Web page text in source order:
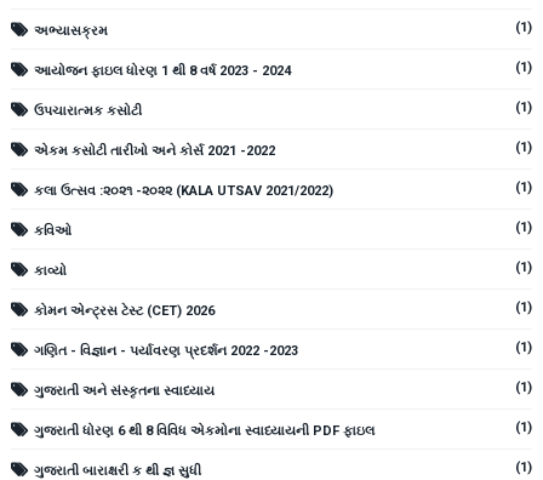
અભ્યાસક્રમ (1)
આયોજન ફાઇલ ધોરણ 1 થી 8 વર્ષ 2023 - 2024 (1)
ઉપચારાત્મક કસોટી (1)
એકમ કસોટી તારીખો અને કોર્સ 2021 -2022 (1)
કલા ઉત્સવ :૨૦૨૧ -૨૦૨૨ (KALA UTSAV 2021/2022) (1)
કવિઓ (1)
કાવ્યો (1)
કોમન એન્ટ્રસ ટેસ્ટ (CET) 2026 (1)
ગણિત - વિજ્ઞાન - પર્યાવરણ પ્રદર્શન 2022 -2023 (1)
ગુજરાતી અને સંસ્કૃતના સ્વાધ્યાય (1)
ગુજરાતી ધોરણ 6 થી 8 વિવિધ એકમોના સ્વાધ્યાયની PDF ફાઇલ (1)
ગુજરાતી બારાક્ષરી ક થી જ્ઞ સુધી (1)